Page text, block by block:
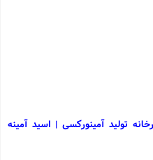
تولید آمینورکسی | اسید آمینه